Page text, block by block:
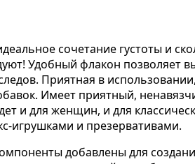
сочетание густоты и
Удобный флакон позволяет
Приятная в
Имеет приятный,
и для женщин, и для
игрушками и презервативами.
добавлены для